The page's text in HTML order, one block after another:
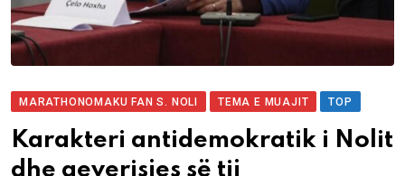
MARATHONOMAKU FAN S. NOLI TEMA E MUAJIT TOP
Karakteri antidemokratik i Nolit
dhe qeverisjes së tij